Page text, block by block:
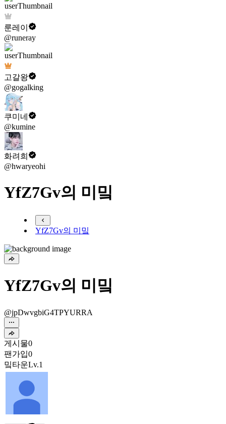
룬레이
@runeray
고갈왕
@gogalking
쿠미네
@kumine
화려희
@hwaryeohi
YfZ7Gv의 미밐
YfZ7Gv의 미밐
YfZ7Gv의 미밐
@jpDwvgbiG4TPYURRA
게시물0
팬가입0
밐타운Lv.1